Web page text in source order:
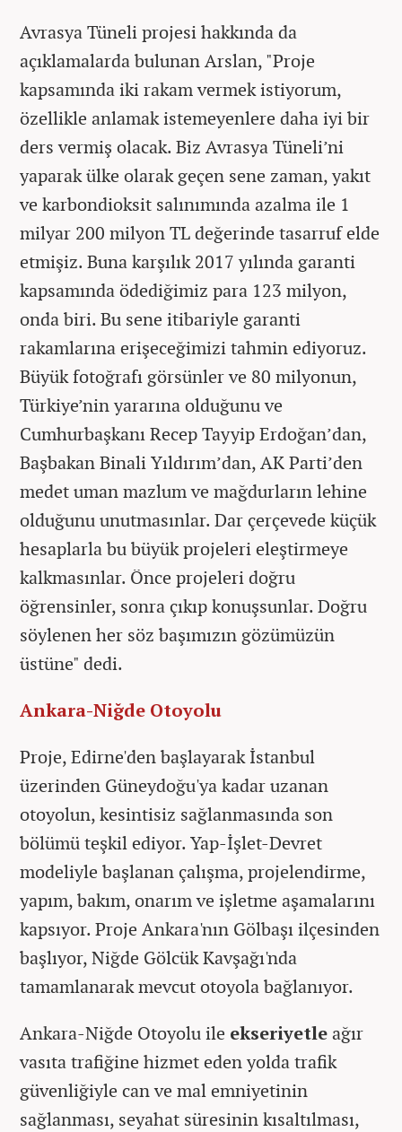
Avrasya Tüneli projesi hakkında da
açıklamalarda bulunan Arslan, "Proje
kapsamında iki rakam vermek istiyorum,
özellikle anlamak istemeyenlere daha iyi bir
ders vermiş olacak. Biz Avrasya Tüneli’ni
yaparak ülke olarak geçen sene zaman, yakıt
ve karbondioksit salınımında azalma ile 1
milyar 200 milyon TL değerinde tasarruf elde
etmişiz. Buna karşılık 2017 yılında garanti
kapsamında ödediğimiz para 123 milyon,
onda biri. Bu sene itibariyle garanti
rakamlarına erişeceğimizi tahmin ediyoruz.
Büyük fotoğrafı görsünler ve 80 milyonun,
Türkiye’nin yararına olduğunu ve
Cumhurbaşkanı Recep Tayyip Erdoğan’dan,
Başbakan Binali Yıldırım’dan, AK Parti’den
medet uman mazlum ve mağdurların lehine
olduğunu unutmasınlar. Dar çerçevede küçük
hesaplarla bu büyük projeleri eleştirmeye
kalkmasınlar. Önce projeleri doğru
öğrensinler, sonra çıkıp konuşsunlar. Doğru
söylenen her söz başımızın gözümüzün
üstüne" dedi.
Ankara-Niğde Otoyolu
Proje, Edirne'den başlayarak İstanbul
üzerinden Güneydoğu'ya kadar uzanan
otoyolun, kesintisiz sağlanmasında son
bölümü teşkil ediyor. Yap-İşlet-Devret
modeliyle başlanan çalışma, projelendirme,
yapım, bakım, onarım ve işletme aşamalarını
kapsıyor. Proje Ankara'nın Gölbaşı ilçesinden
başlıyor, Niğde Gölcük Kavşağı'nda
tamamlanarak mevcut otoyola bağlanıyor.
Ankara-Niğde Otoyolu ile ekseriyetleağır
vasıta trafiğine hizmet eden yolda trafik
güvenliğiyle can ve mal emniyetinin
sağlanması, seyahat süresinin kısaltılması,